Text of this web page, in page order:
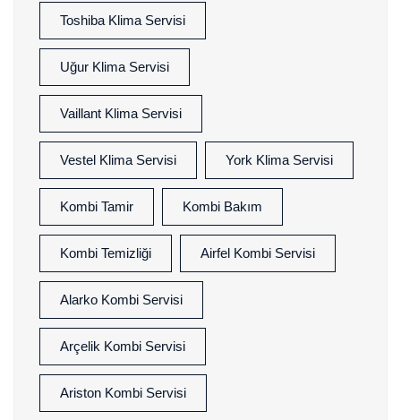
Toshiba Klima Servisi
Uğur Klima Servisi
Vaillant Klima Servisi
Vestel Klima Servisi York Klima Servisi
Kombi Tamir Kombi Bakım
Kombi Temizliği Airfel Kombi Servisi
Alarko Kombi Servisi
Arçelik Kombi Servisi
Ariston Kombi Servisi